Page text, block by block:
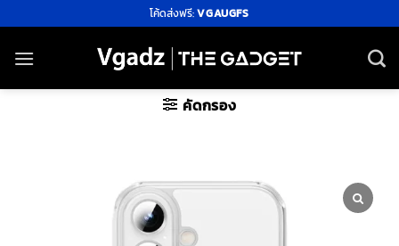
ไป
ยัง
โค้ดส่งฟรี:VGAUGFS
คัดกรอง